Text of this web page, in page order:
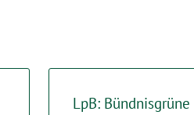
LpB: